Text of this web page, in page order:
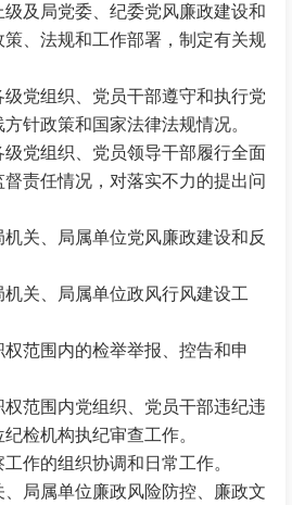
级及局党委、纪委党风廉政建设和
、法规和工作部署，制定有关规
级党组织、党员干部遵守和执行党
针政策和国家法律法规情况。
级党组织、党员领导干部履行全面
责任情况，对落实不力的提出问
机关、局属单位党风廉政建设和反
机关、局属单位政风行风建设工
权范围内的检举举报、控告和申
权范围内党组织、党员干部违纪违
检机构执纪审查工作。
作的组织协调和日常工作。
、局属单位廉政风险防控、廉政文